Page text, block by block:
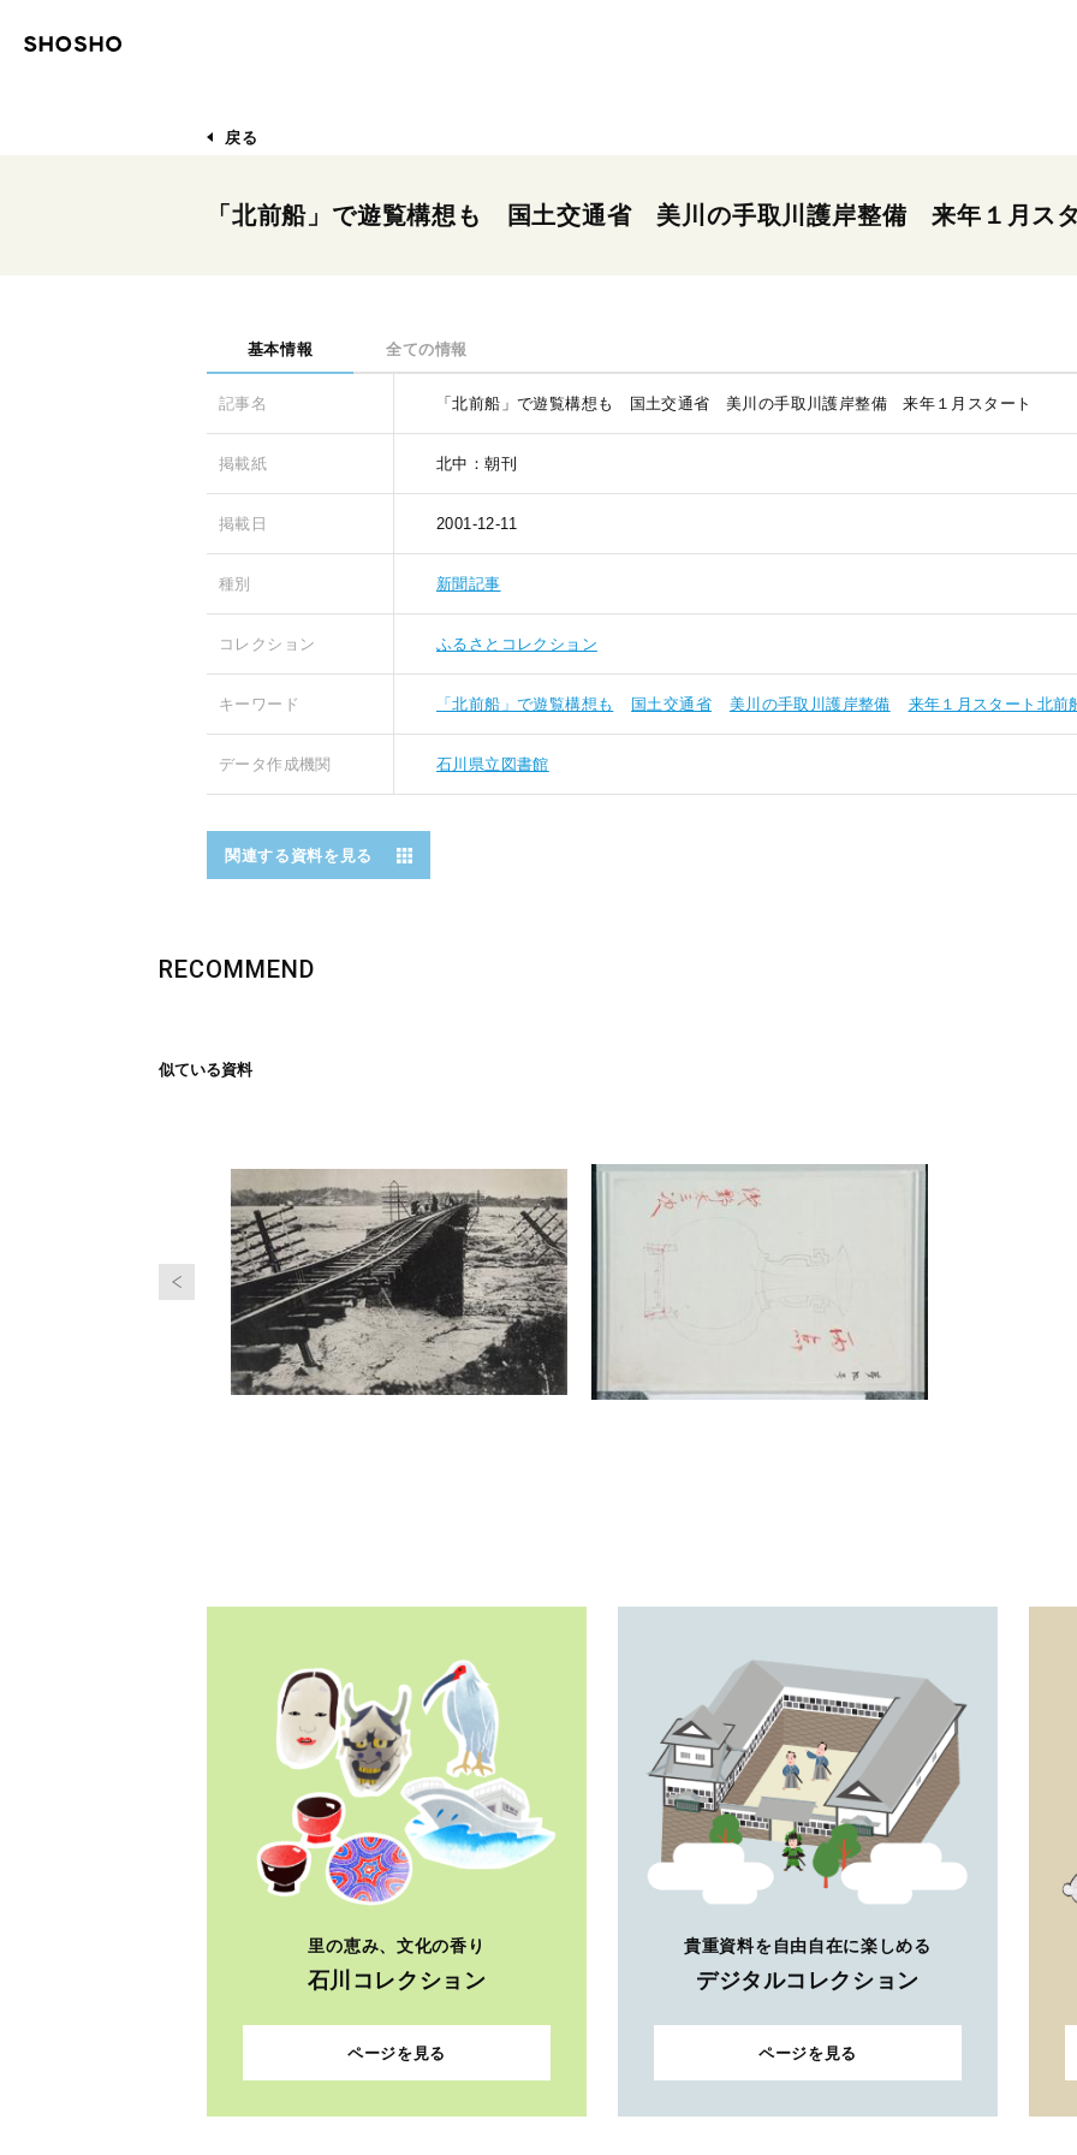
戻る
「北前船」で遊覧構想も 国土交通省 美川の手取川護岸整備 来年１月ス
基本情報 全ての情報
記事名 「北前船」で遊覧構想も 国土交通省 美川の手取川護岸整備 来年１月スタート
掲載紙 北中：朝刊
掲載日 2001-12-11
種別 新聞記事
コレクション ふるさとコレクション
キーワード 「北前船」で遊覧構想も 国土交通省 美川の手取川護岸整備 来年１月スタート北前
データ作成機関 石川県立図書館
関連する資料を見る
RECOMMEND
似ている資料
里の恵み、文化の香り
石川コレクション
ページを見る
貴重資料を自由自在に楽しめる
デジタルコレクション
ページを見る